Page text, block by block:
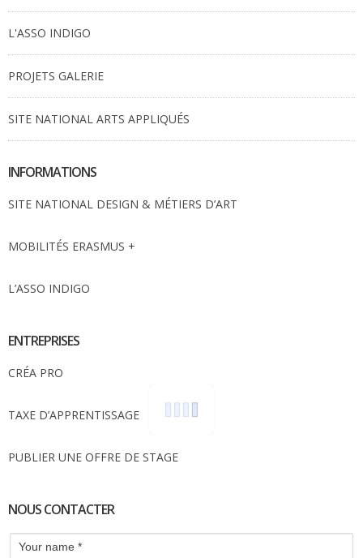
L'ASSO INDIGO
PROJETS GALERIE
SITE NATIONAL ARTS APPLIQUÉS
INFORMATIONS
SITE NATIONAL DESIGN & MÉTIERS D’ART
MOBILITÉS ERASMUS +
L’ASSO INDIGO
ENTREPRISES
CRÉA PRO
TAXE D’APPRENTISSAGE
PUBLIER UNE OFFRE DE STAGE
NOUS CONTACTER